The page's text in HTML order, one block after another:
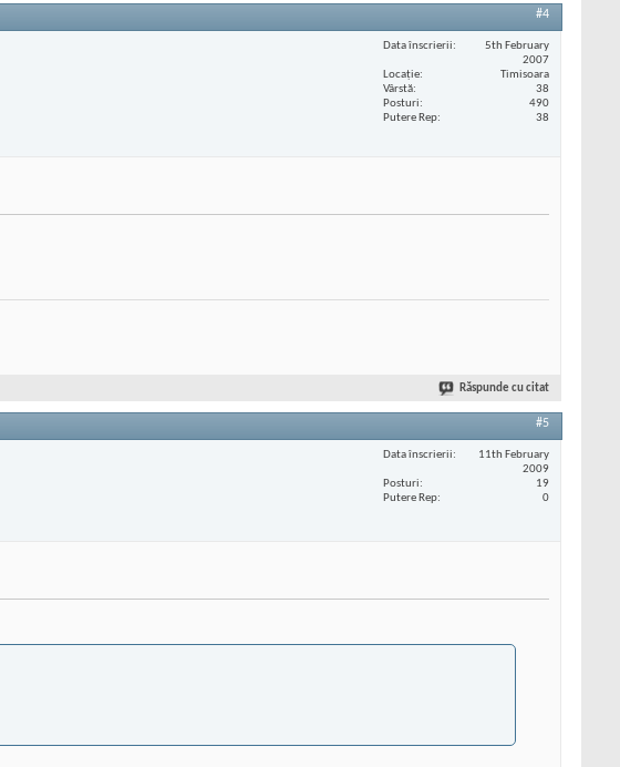
#4
Data înscrierii
5th February
2007
Locaţie
Timisoara
Vârstă
38
Posturi
490
Putere Rep
38
Răspunde cu citat
#5
Data înscrierii
11th February
2009
Posturi
19
Putere Rep
0